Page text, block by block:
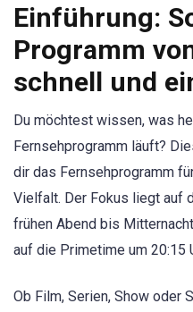
Einführung:
Programm
schnell und
Du möchtest wissen, was
Fernsehprogramm läuft?
dir das Fernsehprogramm
Vielfalt. Der Fokus liegt auf
frühen Abend bis
auf die Primetime um 20:15
Ob Film, Serien, Show oder